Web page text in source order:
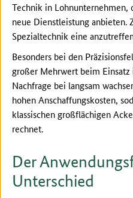
Technik in
neue Dienstleistung anbieten.
Spezialtechnik eine
Besonders bei den
großer Mehrwert beim
Nachfrage bei langsam
hohen Anschaffungskosten,
klassischen großflächigen
rechnet.
Der
Unterschied